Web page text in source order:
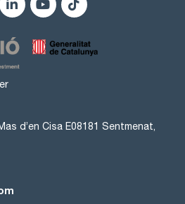
d’en Cisa E08181 Sentmenat,